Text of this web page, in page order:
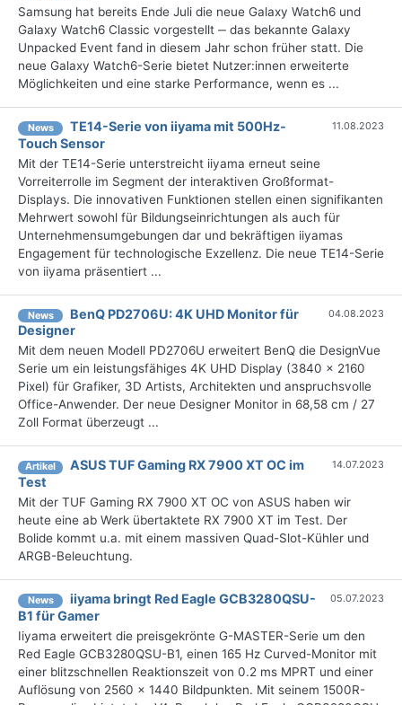
Samsung hat bereits Ende Juli die neue Galaxy Watch6 und
Galaxy Watch6 Classic vorgestellt ‒ das bekannte Galaxy
Unpacked Event fand in diesem Jahr schon früher statt. Die
neue Galaxy Watch6-Serie bietet Nutzer:innen erweiterte
Möglichkeiten und eine starke Performance, wenn es ...
News
TE14-Serie von iiyama mit 500Hz-
Touch Sensor
11.08.2023
Mit der TE14-Serie unterstreicht iiyama erneut seine
Vorreiterrolle im Segment der interaktiven Großformat-
Displays. Die innovativen Funktionen stellen einen signifikanten
Mehrwert sowohl für Bildungseinrichtungen als auch für
Unternehmensumgebungen dar und bekräftigen iiyamas
Engagement für technologische Exzellenz. Die neue TE14-Serie
von iiyama präsentiert ...
News
BenQ PD2706U: 4K UHD Monitor für
Designer
04.08.2023
Mit dem neuen Modell PD2706U erweitert BenQ die DesignVue
Serie um ein leistungsfähiges 4K UHD Display (3840 x 2160
Pixel) für Grafiker, 3D Artists, Architekten und anspruchsvolle
Office-Anwender. Der neue Designer Monitor in 68,58 cm / 27
Zoll Format überzeugt ...
Artikel
ASUS TUF Gaming RX 7900 XT OC im
Test
14.07.2023
Mit der TUF Gaming RX 7900 XT OC von ASUS haben wir
heute eine ab Werk übertaktete RX 7900 XT im Test. Der
Bolide kommt u.a. mit einem massiven Quad-Slot-Kühler und
ARGB-Beleuchtung.
News
iiyama bringt Red Eagle GCB3280QSU-
B1 für Gamer
05.07.2023
Iiyama erweitert die preisgekrönte G-MASTER-Serie um den
Red Eagle GCB3280QSU-B1, einen 165 Hz Curved-Monitor mit
einer blitzschnellen Reaktionszeit von 0.2 ms MPRT und einer
Auflösung von 2560 x 1440 Bildpunkten. Mit seinem 1500R-